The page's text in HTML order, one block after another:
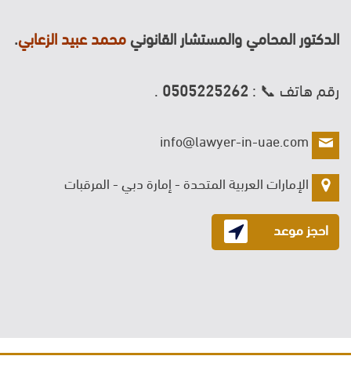
الدكتور المحامي والمستشار القانوني محمد عبيد الزعابي.
رقم هاتف 📞
:
0505225262
.
الإمارات العربية المتحدة - إمارة دبي - المرقبات
احجز موعد